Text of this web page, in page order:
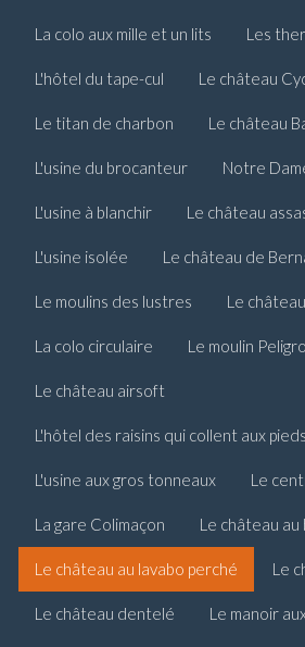
La colo aux mille et un lits Les
L'hôtel du tape-cul Le château
Le titan de charbon Le château
L'usine du brocanteur Notre
L'usine à blanchir Le château
L'usine isolée Le château de
Le moulins des lustres Le
La colo circulaire Le moulin Peligro
Le château airsoft
L'hôtel des raisins qui collent aux pieds
L'usine aux gros tonneaux Le
La gare Colimaçon Le château au
Le château au lavabo perché Le
Le château dentelé Le manoir